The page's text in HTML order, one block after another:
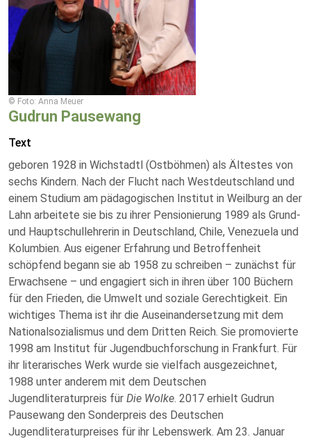
© Foto: Anna Meuer
Gudrun Pausewang
Text
geboren 1928 in Wichstadtl (Ostböhmen) als Ältestes von
sechs Kindern. Nach der Flucht nach Westdeutschland und
einem Studium am pädagogischen Institut in Weilburg an der
Lahn arbeitete sie bis zu ihrer Pensionierung 1989 als Grund-
und Hauptschullehrerin in Deutschland, Chile, Venezuela und
Kolumbien. Aus eigener Erfahrung und Betroffenheit
schöpfend begann sie ab 1958 zu schreiben – zunächst für
Erwachsene – und engagiert sich in ihren über 100 Büchern
für den Frieden, die Umwelt und soziale Gerechtigkeit. Ein
wichtiges Thema ist ihr die Auseinandersetzung mit dem
Nationalsozialismus und dem Dritten Reich. Sie promovierte
1998 am Institut für Jugendbuchforschung in Frankfurt. Für
ihr literarisches Werk wurde sie vielfach ausgezeichnet,
1988 unter anderem mit dem Deutschen
Jugendliteraturpreis für Die Wolke. 2017 erhielt Gudrun
Pausewang den Sonderpreis des Deutschen
Jugendliteraturpreises für ihr Lebenswerk. Am 23. Januar